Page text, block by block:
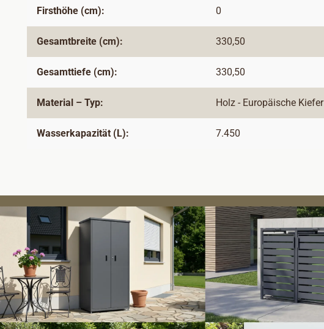
Firsthöhe (cm): 0
Gesamtbreite (cm): 330,50
Gesamttiefe (cm): 330,50
Material – Typ: Holz - Europäische Kiefer
Wasserkapazität (L): 7.450